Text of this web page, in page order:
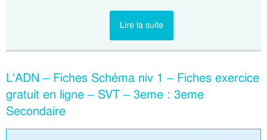
Lire la suite
L’ADN – Fiches Schéma niv 1 – Fiches exercice
gratuit en ligne – SVT – 3eme : 3eme
Secondaire